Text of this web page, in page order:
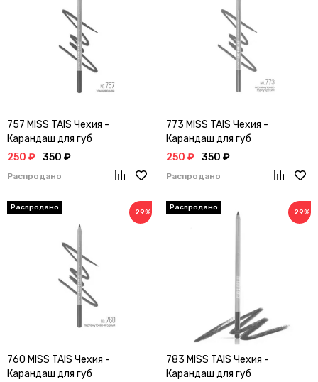
757 MISS TAIS Чехия -
Карандаш для губ
250 ₽ 350 ₽
Распродано
773 MISS TAIS Чехия -
Карандаш для губ
250 ₽ 350 ₽
Распродано
−29%
760 MISS TAIS Чехия -
Карандаш для губ
−29%
783 MISS TAIS Чехия -
Карандаш для губ